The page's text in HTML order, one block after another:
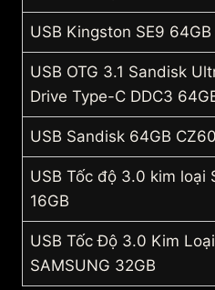
USB Kingston SE9 64GB
USB OTG 3.1 Sandisk
Drive Type-C DDC3
USB Sandisk 64GB
USB Tốc độ 3.0 kim loại
16GB
USB Tốc Độ 3.0 Kim Loại
SAMSUNG 32GB